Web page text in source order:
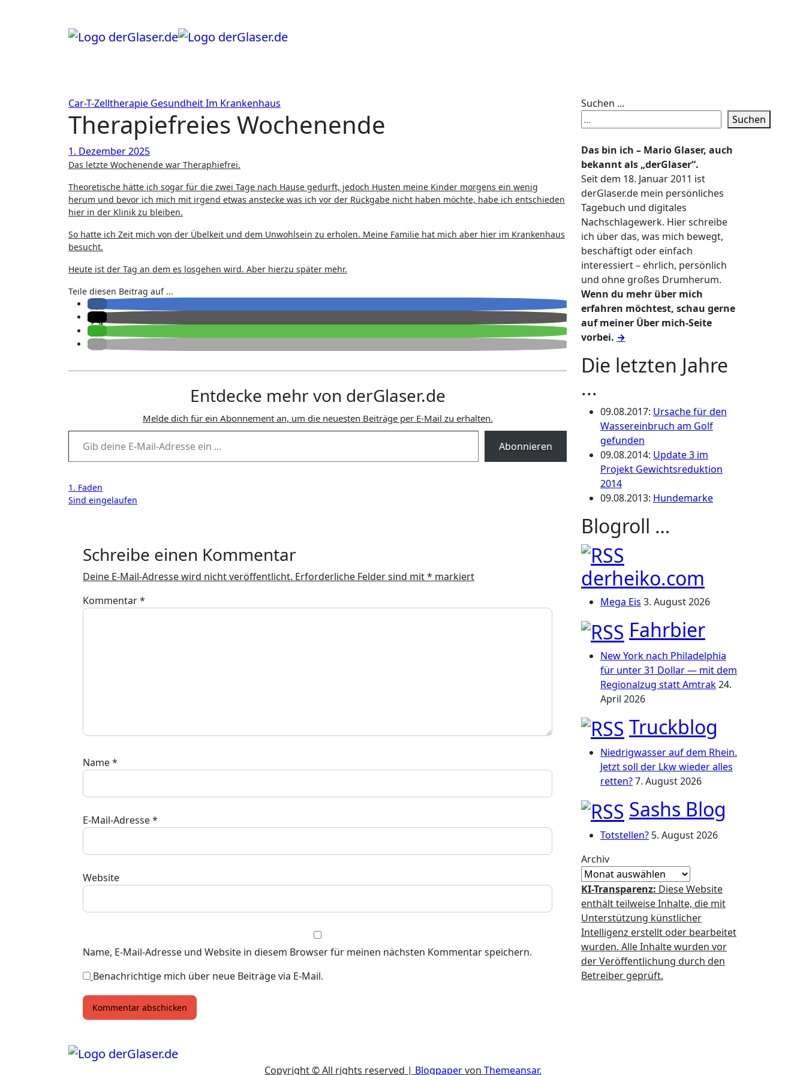
Car-T-Zelltherapie GesundheitIm Krankenhaus
Therapiefreies Wochenende
1. Dezember 2025
Das letzte Wochenende war Theraphiefrei.
Theoretische hätte ich sogar für die zwei Tage nach Hause gedurft, jedoch Husten meine Kinder morgens ein wenig
herum und bevor ich mich mit irgend etwas anstecke was ich vor der Rückgabe nicht haben möchte, habe ich entschieden
hier in der Klinik zu bleiben.
So hatte ich Zeit mich von der Übelkeit und dem Unwohlsein zu erholen. Meine Familie hat mich aber hier im Krankenhaus
besucht.
Heute ist der Tag an dem es losgehen wird. Aber hierzu später mehr.
Teile diesen Beitrag auf ...
Entdecke mehr von derGlaser.de
Melde dich für ein Abonnement an, um die neuesten Beiträge per E-Mail zu erhalten.
Gib deine E-Mail-Adresse ein ...
Abonnieren
Beitragsnavigation
1. Faden
Sind eingelaufen
Schreibe einen Kommentar
Deine E-Mail-Adresse wird nicht veröffentlicht. Erforderliche Felder sind mit* markiert
Kommentar*
Name*
E-Mail-Adresse*
Website
Name, E-Mail-Adresse und Website in diesem Browser für meinen nächsten Kommentar speichern.
Benachrichtige mich über neue Beiträge via E-Mail.
Suchen ...
Suchen
Das bin ich – Mario Glaser, auch
bekannt als „derGlaser“.
Seit dem 18. Januar 2011 ist
derGlaser.de mein persönliches
Tagebuch und digitales
Nachschlagewerk. Hier schreibe
ich über das, was mich bewegt,
beschäftigt oder einfach
interessiert – ehrlich, persönlich
und ohne großes Drumherum.
Wenn du mehr über mich
erfahren möchtest, schau gerne
auf meiner Über mich-Seite
vorbei. →
Die letzten Jahre
...
09.08.2017: Ursache für den
Wassereinbruch am Golf
gefunden
09.08.2014: Update 3 im
Projekt Gewichtsreduktion
2014
09.08.2013: Hundemarke
Blogroll …
derheiko.com
Mega Eis 3. August 2026
Fahrbier
New York nach Philadelphia
für unter 31 Dollar — mit dem
Regionalzug statt Amtrak24.
April 2026
Truckblog
Niedrigwasser auf dem Rhein.
Jetzt soll der Lkw wieder alles
retten?7. August 2026
Sashs Blog
Totstellen? 5. August 2026
Archiv
KI-Transparenz: Diese Website
enthält teilweise Inhalte, die mit
Unterstützung künstlicher
Intelligenz erstellt oder bearbeitet
wurden. Alle Inhalte wurden vor
der Veröffentlichung durch den
Betreiber geprüft.
Copyright © All rights reserved | Blogpapervon Themeansar.